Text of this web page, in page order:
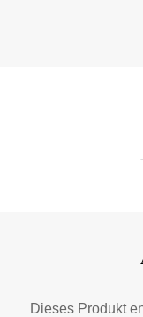
Dieses Produkt